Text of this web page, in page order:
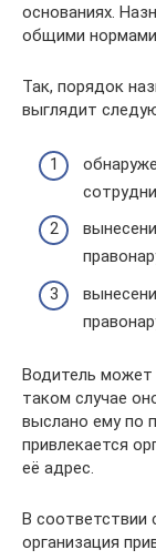
основаниях.
общими
Так, порядок
выглядит
Водитель может
таком случае
выслано ему по
привлекается
её адрес.
В соответствии
организация